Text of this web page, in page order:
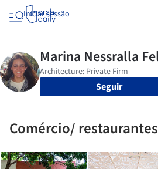
Iniciar sessão
Seguir
Comércio/ restaurantes